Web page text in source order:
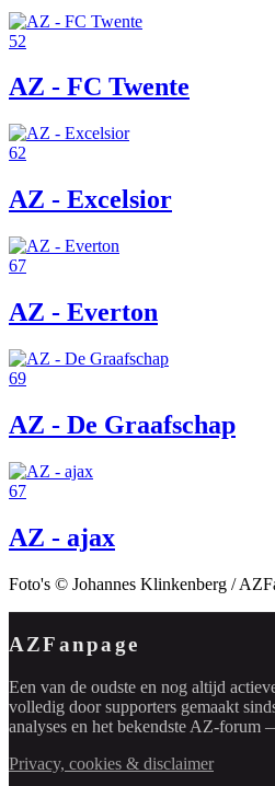
52
AZ - FC Twente
62
AZ - Excelsior
67
AZ - Everton
69
AZ - De Graafschap
67
AZ - ajax
Foto's © Johannes Klinkenberg /
AZFanpage
Een van de oudste en nog altijd
volledig door supporters gemaakt
analyses en het bekendste AZ-forum
Privacy, cookies & disclaimer